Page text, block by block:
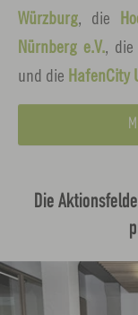
Würzburg , die
Nürnberg e.V. , die
und die HafenCity
Die
L
i